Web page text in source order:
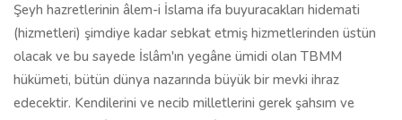
Şeyh hazretlerinin âlem-i İslama ifa buyuracakları hidemati
(hizmetleri) şimdiye kadar sebkat etmiş hizmetlerinden üstün
olacak ve bu sayede İslâm'ın yegâne ümidi olan TBMM
hükümeti, bütün dünya nazarında büyük bir mevki ihraz
edecektir. Kendilerini ve necib milletlerini gerek şahsım ve